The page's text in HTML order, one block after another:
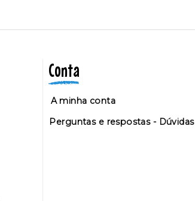
Conta
A minha conta
Perguntas e respostas - Dúvidas